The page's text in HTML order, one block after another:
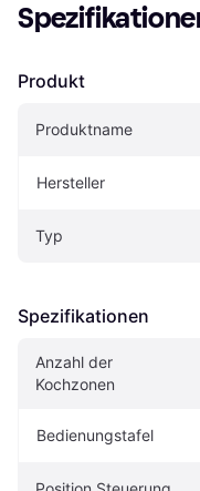
Produkt
Produktname
Hersteller
Typ
Spezifikationen
Anzahl der
Kochzonen
Bedienungstafel